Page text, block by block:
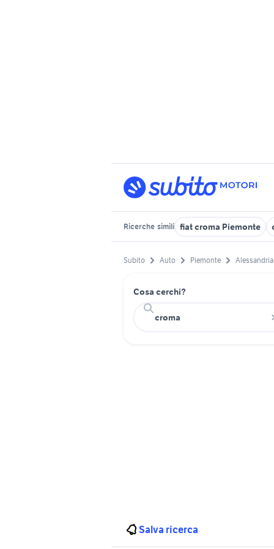
Ricerche simili fiat croma Piemonte
Subito Auto Piemonte
Cosa cerchi?
Salva ricerca